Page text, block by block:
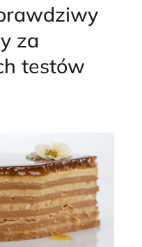
za
testów